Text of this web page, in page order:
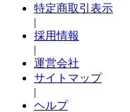
特定商取引表示
|
採用情報
|
運営会社
サイトマップ
|
ヘルプ